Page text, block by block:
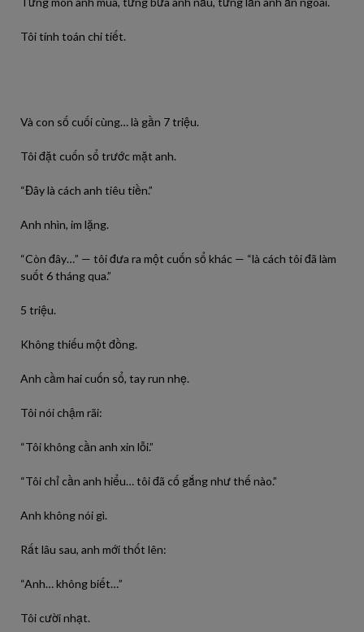
Tôi tính toán chi tiết.
Và con số cuối cùng… là gần 7 triệu.
Tôi đặt cuốn sổ trước mặt anh.
“Đây là cách anh tiêu tiền.”
Anh nhìn, im lặng.
“Còn đây…” — tôi đưa ra một cuốn sổ khác — “là cách tôi đã làm
suốt 6 tháng qua.”
5 triệu.
Không thiếu một đồng.
Anh cầm hai cuốn sổ, tay run nhẹ.
Tôi nói chậm rãi:
“Tôi không cần anh xin lỗi.”
“Tôi chỉ cần anh hiểu… tôi đã cố gắng như thế nào.”
Anh không nói gì.
Rất lâu sau, anh mới thốt lên:
“Anh… không biết…”
Tôi cười nhạt.